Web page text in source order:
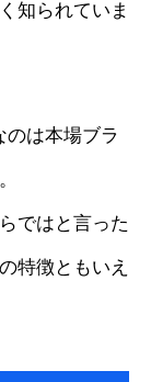
知られていま
のは本場ブラ
ではと言った
特徴ともいえ